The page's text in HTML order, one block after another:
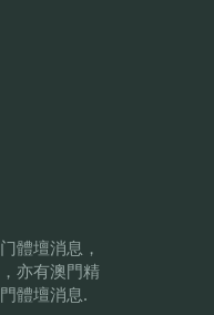
體壇消息，
亦有澳門精
體壇消息.